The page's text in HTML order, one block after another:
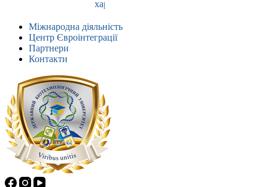
харчування
Міжнародна діяльність
Центр Євроінтеграції
Партнери
Контакти